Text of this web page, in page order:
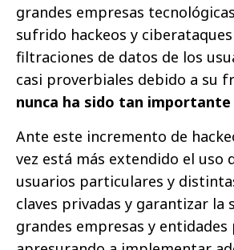
grandes empresas
sufrido hackeos y
filtraciones de datos de los
casi proverbiales debido a su
nunca ha sido tan
Ante este incremento de
vez está más extendido el uso
usuarios particulares y
claves privadas y garantizar la
grandes empresas y